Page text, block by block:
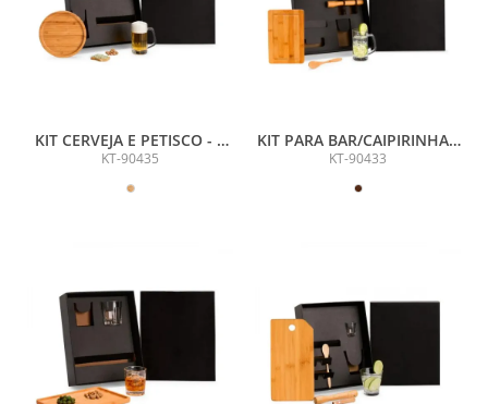
KIT CERVEJA E PETISCO - 2
PÇS
KT-90435
KIT PARA BAR/CAIPIRINHA -
5 PÇS
KT-90433